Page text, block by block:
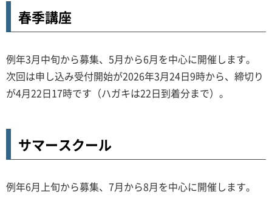
春季講座
例年3月中旬から募集、5月から6月を中心に開催します。
次回は申し込み受付開始が2026年3月24日9時から、締切り
が4月22日17時です（ハガキは22日到着分まで）。
サマースクール
例年6月上旬から募集、7月から8月を中心に開催します。